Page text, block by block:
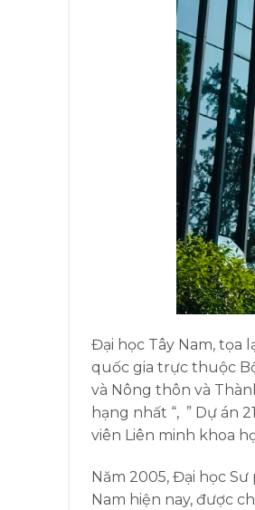
Đại học Tây Nam, tọa
quốc gia trực thuộc
và Nông thôn và
hạng nhất “, ” Dự án
viên Liên minh khoa
Năm 2005, Đại học
Nam hiện nay, được